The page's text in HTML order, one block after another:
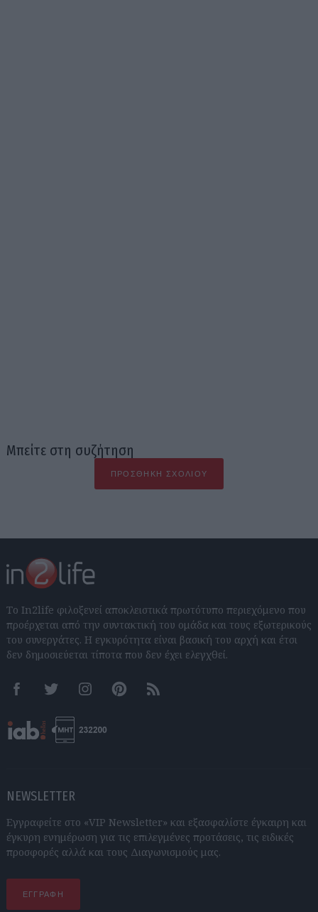
Μπείτε στη συζήτηση
ΠΡΟΣΘΉΚΗ ΣΧΟΛΊΟΥ
Το In2life φιλοξενεί αποκλειστικά πρωτότυπο περιεχόμενο που
προέρχεται από την συντακτική του ομάδα και τους εξωτερικούς
του συνεργάτες. Η εγκυρότητα είναι βασική του αρχή και έτσι
δεν δημοσιεύεται τίποτα που δεν έχει ελεγχθεί.
FacebookTwitter InstagramPinterestRSS feeds
NEWSLETTER
Εγγραφείτε στο «VIP Newsletter» και εξασφαλίστε έγκαιρη και
έγκυρη ενημέρωση για τις επιλεγμένες προτάσεις, τις ειδικές
προσφορές αλλά και τους Διαγωνισμούς μας.
ΕΓΓΡΑΦΗ